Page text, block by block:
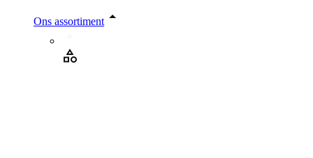
Ons assortiment